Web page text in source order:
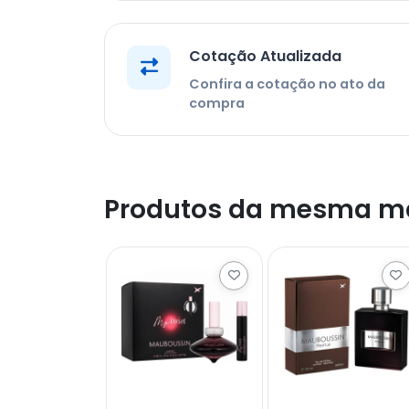
Cotação Atualizada
Confira a cotação no ato da
compra
Produtos da mesma